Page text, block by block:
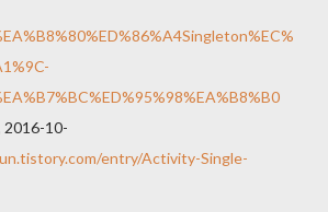
2016-10-
entry/Activity-Single-